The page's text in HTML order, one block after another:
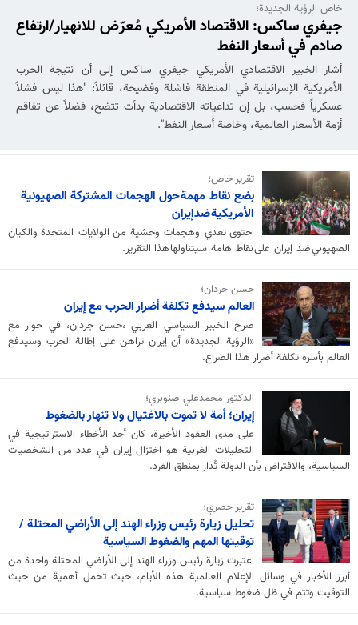
خاص الرؤية الجديدة؛
جيفري ساكس: الاقتصاد الأمريكي مُعرّض للانهيار/ارتفاع
صادم في أسعار النفط
أشار الخبير الاقتصادي الأمريكي جيفري ساكس إلى أن نتيجة الحرب
الأمريكية الإسرائيلية في المنطقة فاشلة وفضيحة، قائلاً: "هذا ليس فشلاً
عسكرياً فحسب، بل إن تداعياته الاقتصادية بدأت تتضح، فضلاً عن تفاقم
أزمة الأسعار العالمية، وخاصة أسعار النفط".
تقرير خاص؛
بضع نقاط مهمة حول الهجمات المشتركة الصهيونية
الأمريكية ضد إيران
احتوی تعدي وهجمات وحشية من الولايات المتحدة والکیان
الصهيوني ضد إيران على نقاط هامة سيتناولها هذا التقرير.
حسن حردان؛
العالم سيدفع تكلفة أضرار الحرب مع إيران
صرح الخبير السياسي العربي ،حسن جردان، في حوار مع
«الرؤية الجديدة» أن إيران تراهن على إطالة الحرب وسيدفع
العالم بأسره تكلفة أضرار هذا الصراع.
الدکتور محمدعلي صنوبري؛
إيران؛ أمة لا تموت بالاغتيال ولا تنهار بالضغوط
على مدى العقود الأخيرة، كان أحد الأخطاء الاستراتيجية في
التحليلات الغربية هو اختزال إيران في عدد من الشخصيات
السياسية، والافتراض بأن الدولة تُدار بمنطق الفرد.
تقرير حصري؛
تحليل زيارة رئيس وزراء الهند إلى الأراضي المحتلة /
توقيتها المهم والضغوط السياسية
اعتبرت زيارة رئيس وزراء الهند إلى الأراضي المحتلة واحدة من
أبرز الأخبار في وسائل الإعلام العالمية هذه الأيام، حيث تحمل أهمية من حيث
التوقيت وتتم في ظل ضغوط سياسية.